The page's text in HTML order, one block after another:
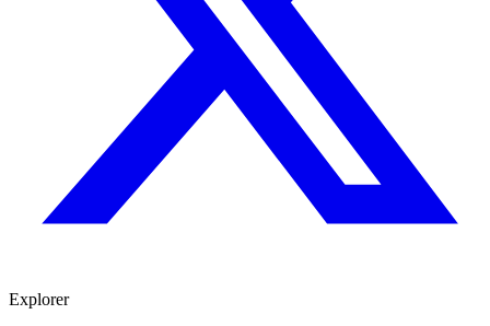
Explorer